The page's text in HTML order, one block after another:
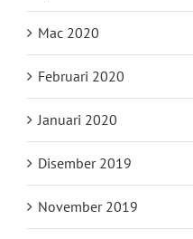
Mac 2020
Februari 2020
Januari 2020
Disember 2019
November 2019